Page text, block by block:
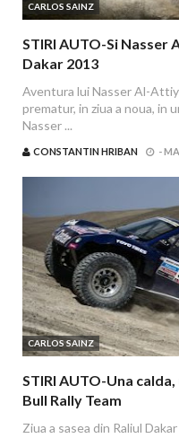
CARLOS SAINZ
STIRI AUTO-Si Nasser
Dakar 2013
Aventura lui Nasser Al-
prematur, in ziua a noua, in
Nasser ...
CONSTANTIN HRIBAN -
CARLOS SAINZ
STIRI AUTO-Una
Bull Rally Team
Ziua a sasea din Raliul